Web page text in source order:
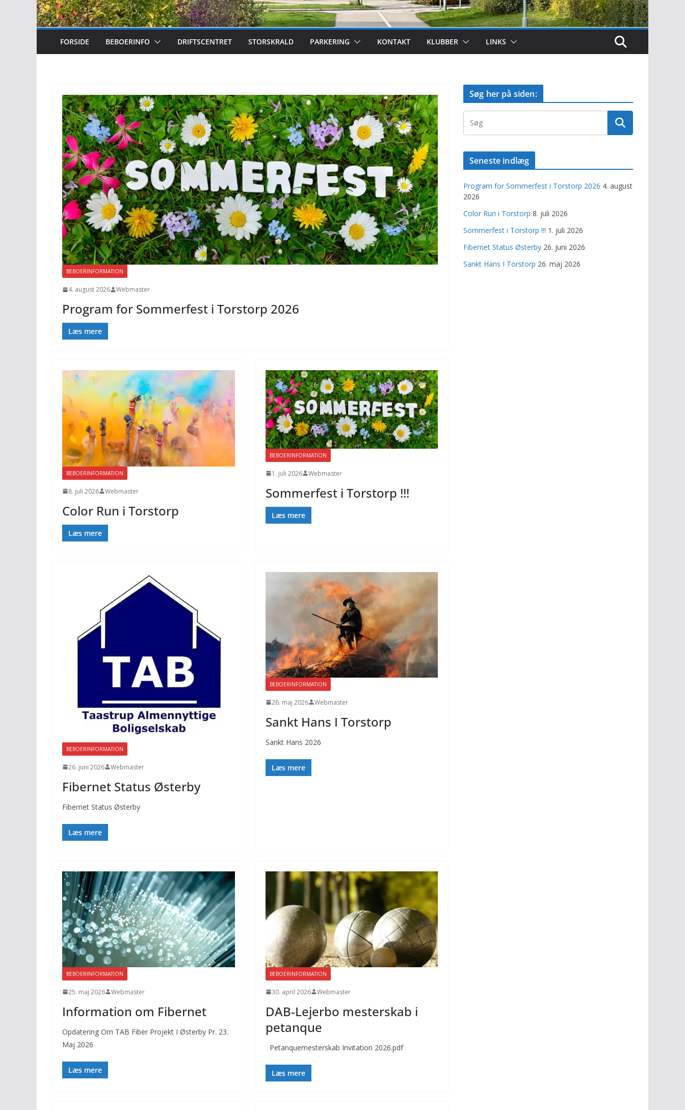
FORSIDE BEBOERINFO DRIFTSCENTRET STORSKRALD PARKERING KONTAKT KLUBBER LINKS
BEBOERINFORMATION
4. august 2026 Webmaster
Program for Sommerfest i Torstorp 2026
Læs mere
BEBOERINFORMATION
8. juli 2026 Webmaster
Color Run i Torstorp
Læs mere
BEBOERINFORMATION
1. juli 2026 Webmaster
Sommerfest i Torstorp !!!
Læs mere
BEBOERINFORMATION
26. juni 2026 Webmaster
Fibernet Status Østerby
Fibernet Status Østerby
Læs mere
BEBOERINFORMATION
26. maj 2026 Webmaster
Sankt Hans I Torstorp
Sankt Hans 2026
Læs mere
BEBOERINFORMATION
25. maj 2026 Webmaster
Information om Fibernet
Opdatering Om TAB Fiber Projekt I Østerby Pr. 23.
Maj 2026
Læs mere
BEBOERINFORMATION
30. april 2026 Webmaster
DAB-Lejerbo mesterskab i
petanque
Petanquemesterskab Invitation 2026.pdf
Læs mere
Søg her på siden:
Seneste indlæg
Program for Sommerfest i Torstorp 2026 4. august
2026
Color Run i Torstorp 8. juli 2026
Sommerfest i Torstorp !!! 1. juli 2026
Fibernet Status Østerby 26. juni 2026
Sankt Hans I Torstorp 26. maj 2026